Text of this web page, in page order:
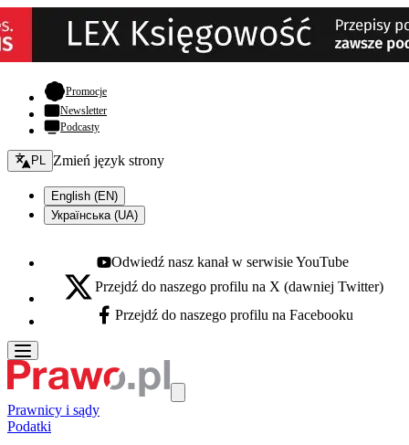
Promocje- otwiera się w nowej karcie
Newsletter
Podcasty
Zmień język - bieżący:
PL Zmień język strony
English (EN)
Українська (UA)
Youtube - otwiera się w nowej karcie
Odwiedź nasz kanał w serwisie YouTube
X - otwiera się w nowej karcie
Przejdź do naszego profilu na X (dawniej Twitter)
Facebook - otwiera się w nowej karcie
Przejdź do naszego profilu na Facebooku
Prawnicy i sądy
Podatki